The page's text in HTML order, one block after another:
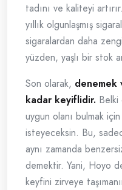
tadını ve kaliteyi
yıllık olgunlaşmış
sigaralardan daha
yüzden, yaşlı bir stok
Son olarak, denemek
kadar keyiflidir. Belki
uygun olanı bulmak
isteyeceksin. Bu,
aynı zamanda
demektir. Yani, Hoyo
keyfini zirveye